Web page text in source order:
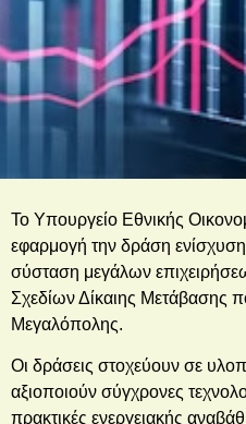
Το Υπουργείο Εθνικής
εφαρμογή την δράση
σύσταση μεγάλων
Σχεδίων Δίκαιης Μετάβασης
Μεγαλόπολης.
Οι δράσεις στοχεύουν σε
αξιοποιούν σύγχρονες
πρακτικές ενεργειακής